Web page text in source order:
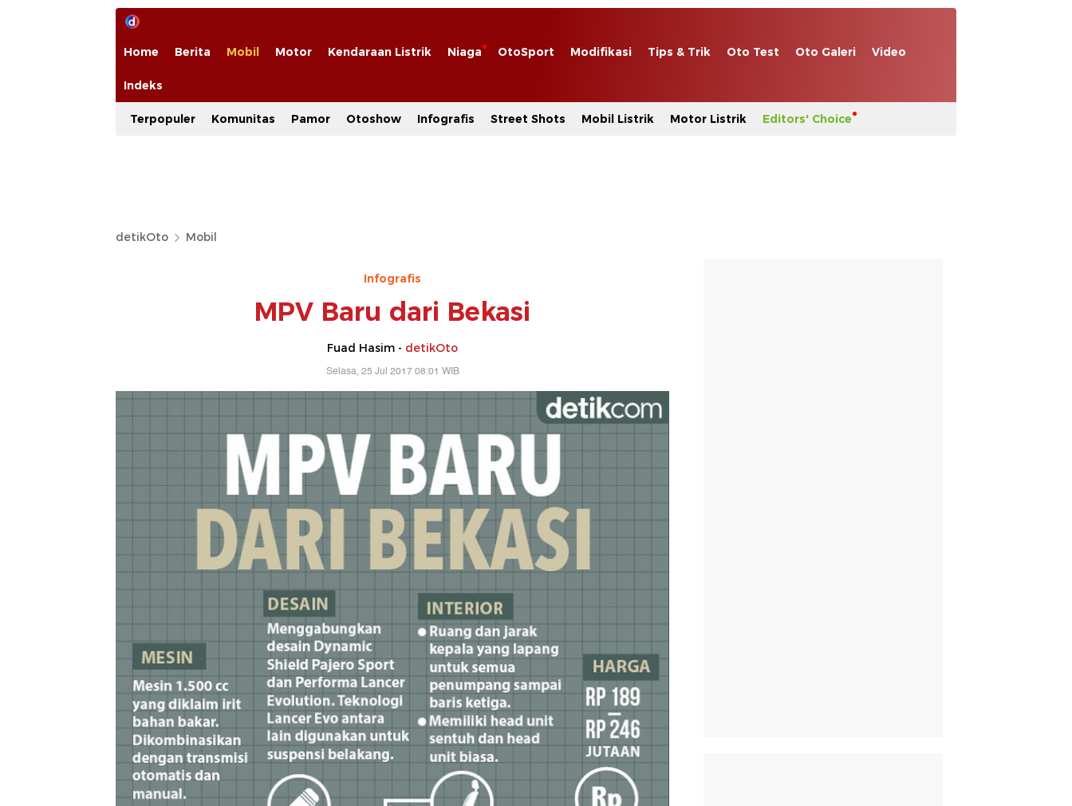
Home Berita Mobil Motor Kendaraan Listrik Niaga OtoSport Modifikasi Tips & Trik Oto Test Oto Galeri Video
Indeks
Terpopuler Komunitas Pamor Otoshow Infografis Street Shots Mobil Listrik Motor Listrik Editors' Choice
detikOto Mobil
Infografis
MPV Baru dari Bekasi
Fuad Hasim - detikOto
Selasa, 25 Jul 2017 08:01 WIB